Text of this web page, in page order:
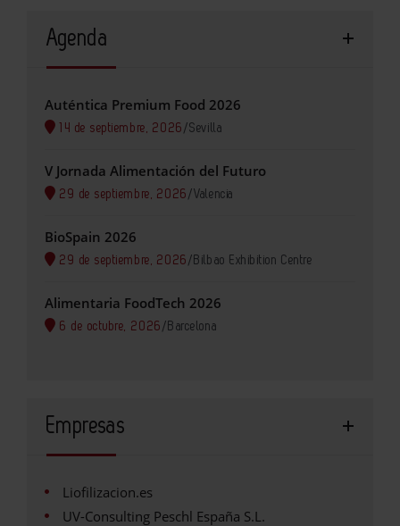
Agenda
Auténtica Premium Food 2026
14 de septiembre, 2026 /Sevilla
V Jornada Alimentación del Futuro
29 de septiembre, 2026 /Valencia
BioSpain 2026
29 de septiembre, 2026 / Bilbao Exhibition Centre
Alimentaria FoodTech 2026
6 de octubre, 2026 / Barcelona
Empresas
Liofilizacion.es
UV-Consulting Peschl España S.L.